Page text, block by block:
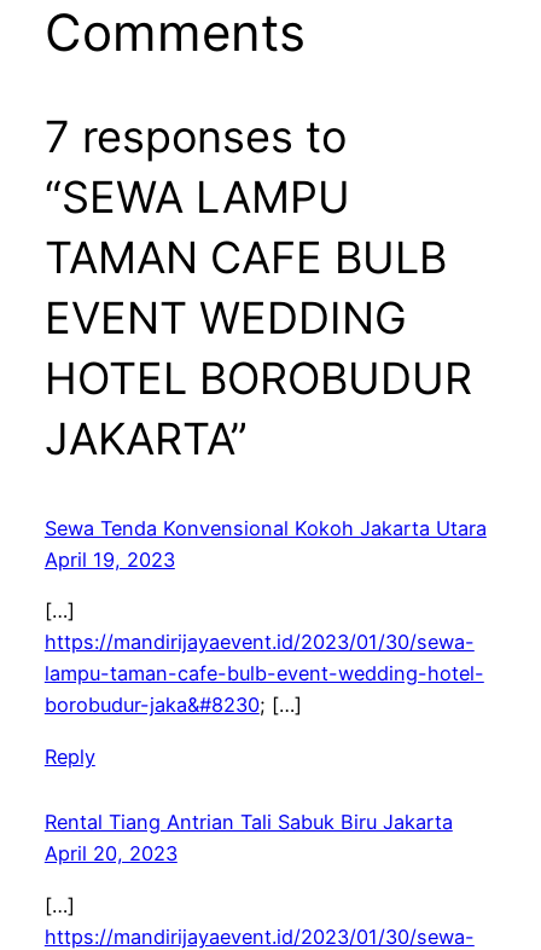
Comments
7 responses to
“SEWA LAMPU
TAMAN CAFE BULB
EVENT WEDDING
HOTEL BOROBUDUR
JAKARTA”
Sewa Tenda Konvensional Kokoh Jakarta Utara
April 19, 2023
[…]
https://mandirijayaevent.id/2023/01/30/sewa-
lampu-taman-cafe-bulb-event-wedding-hotel-
borobudur-jaka&#8230; […]
Reply
Rental Tiang Antrian Tali Sabuk Biru Jakarta
April 20, 2023
[…]
https://mandirijayaevent.id/2023/01/30/sewa-